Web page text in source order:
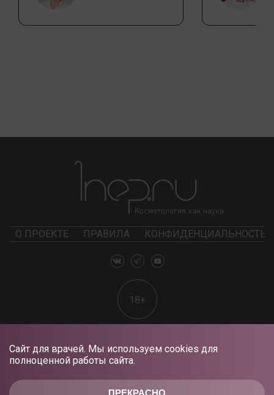
ПРЕКРАСНО
Сайт для врачей. Мы используем cookies для
полноценной работы сайта.
О ПРОЕКТЕ ПРАВИЛА КОНФИДЕНЦИАЛЬНОСТЬ
18+